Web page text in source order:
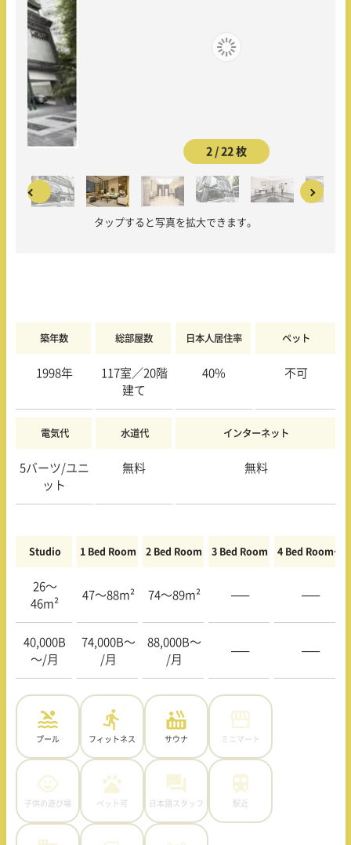
2 / 22 枚
タップすると写真を拡大できます。
築年数 総部屋数 日本人居住率 ペット
1998年
117室／20階
建て
40% 不可
電気代 水道代 インターネット
5バーツ/ユニ
ット
無料 無料
Studio 1 Bed Room 2 Bed Room 3 Bed Room 4 Bed Room〜
26〜
46m²
47〜88m² 74〜89m² —– —–
40,000B
〜/月
74,000B〜
/月
88,000B〜
/月
—– —–
プール フィットネス サウナ ミニマート
子供の遊び場 ペット可 日本語スタッフ 駅近